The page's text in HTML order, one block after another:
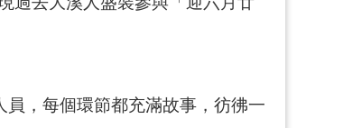
，每個環節都充滿故事，彷彿一